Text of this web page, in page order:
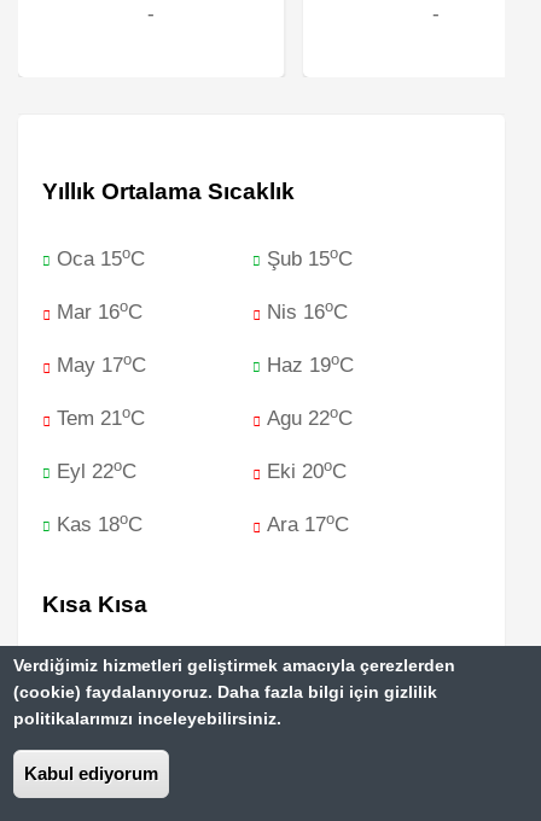
-
-
Yıllık Ortalama Sıcaklık
Oca 15oC Şub 15oC
Mar 16oC Nis 16oC
May 17oC Haz 19oC
Tem 21oC Agu 22oC
Eyl 22oC Eki 20oC
Kas 18oC Ara 17oC
Kısa Kısa
Nüfus: 289,000 / Dil: Portekizce / Para Birimi:
Euro (EUR) / İklim: Subtropikal İklimi / Ortalama
Kaç Günde Gezilir: 4 gün
Verdiğimiz hizmetleri geliştirmek amacıyla çerezlerden
(cookie) faydalanıyoruz. Daha fazla bilgi için gizlilik
politikalarımızı inceleyebilirsiniz.
Kabul ediyorum